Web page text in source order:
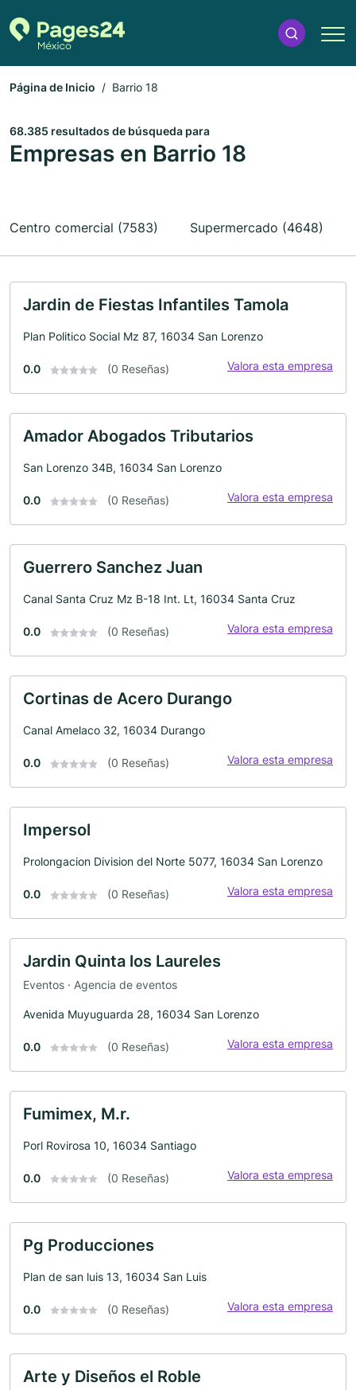
Página de Inicio Barrio 18
68.385 resultados de búsqueda para
Empresas en Barrio 18
Centro comercial (7583) Supermercado (4648)
Jardin de Fiestas Infantiles Tamola
Plan Politico Social Mz 87, 16034 San Lorenzo
0.0 (0 Reseñas) Valora esta empresa
Amador Abogados Tributarios
San Lorenzo 34B, 16034 San Lorenzo
0.0 (0 Reseñas) Valora esta empresa
Guerrero Sanchez Juan
Canal Santa Cruz Mz B-18 Int. Lt, 16034 Santa Cruz
0.0 (0 Reseñas) Valora esta empresa
Cortinas de Acero Durango
Canal Amelaco 32, 16034 Durango
0.0 (0 Reseñas) Valora esta empresa
Impersol
Prolongacion Division del Norte 5077, 16034 San Lorenzo
0.0 (0 Reseñas) Valora esta empresa
Jardin Quinta los Laureles
Eventos · Agencia de eventos
Avenida Muyuguarda 28, 16034 San Lorenzo
0.0 (0 Reseñas) Valora esta empresa
Fumimex, M.r.
Porl Rovirosa 10, 16034 Santiago
0.0 (0 Reseñas) Valora esta empresa
Pg Producciones
Plan de san luis 13, 16034 San Luis
0.0 (0 Reseñas) Valora esta empresa
Arte y Diseños el Roble